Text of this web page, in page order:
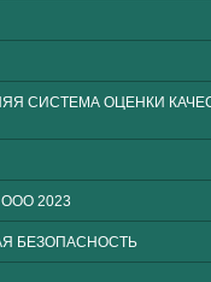
СИСТЕМА ОЦЕНКИ
2023
БЕЗОПАСНОСТЬ